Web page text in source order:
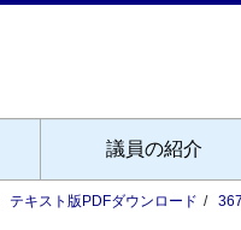
議員の紹介
テキスト版PDFダウンロード